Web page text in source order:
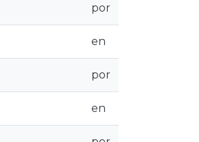
por
en
por
en